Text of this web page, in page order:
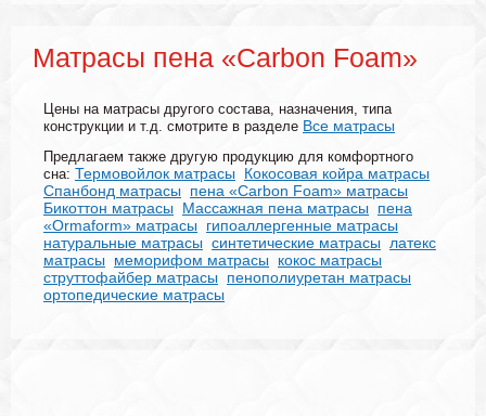
Матрасы пена «Carbon Foam»
Цены на матрасы другого состава, назначения, типа
конструкции и т.д. смотрите в разделе Все матрасы
Предлагаем также другую продукцию для комфортного
сна: Термовойлок матрасы Кокосовая койра матрасы
Спанбонд матрасы пена «Carbon Foam» матрасы
Бикоттон матрасы Массажная пена матрасы пена
«Ormaform» матрасы
гипоаллергенные матрасы
натуральные матрасы синтетические матрасы латекс
матрасы меморифом матрасы кокос матрасы
струттофайбер матрасы
пенополиуретан матрасы
ортопедические матрасы